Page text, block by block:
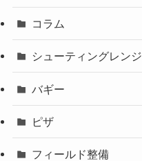
コラム
シューティングレンジ
バギー
ピザ
フィールド整備